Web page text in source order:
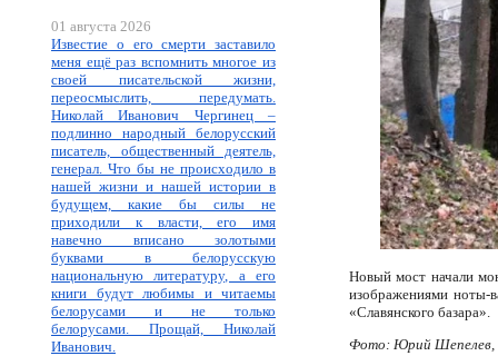
01 августа 2026
Известие о его смерти заставило
меня ещё раз вспомнить многое из
своей писательской жизни,
переосмыслить, передумать.
Николай Иванович Чергинец –
подлинно народный белорусский
писатель, общественный деятель,
генерал. Что бы не происходило в
нашей жизни и нашей истории в
будущем, какие бы силы не
приходили к власти, его имя
навечно вписано золотыми
буквами в белорусскую
национальную литературу, а его
книги будут любимы и читаемы
белорусами и не только
белорусами. Прощай, Николай
Иванович.
Новый мост начали
изображениями ноты-
«Славянского базара».
Фото: Юрий Шепелев,